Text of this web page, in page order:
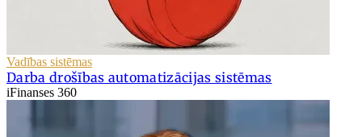
Vadības sistēmas
Darba drošības automatizācijas sistēmas
iFinanses 360